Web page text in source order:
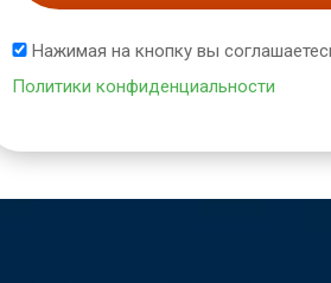
Нажимая на кнопку вы
Политики конфиденциальности